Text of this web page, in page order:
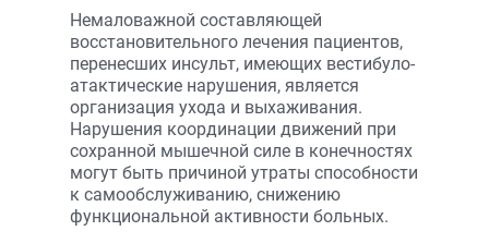
Немаловажной составляющей
восстановительного лечения пациентов,
перенесших инсульт, имеющих вестибуло­
атактические нарушения, является
организация ухода и выхаживания.
Нарушения координации движений при
сохранной мышечной силе в конечностях
могут быть причиной утраты способности
к самообслуживанию, снижению
функциональной активности больных.